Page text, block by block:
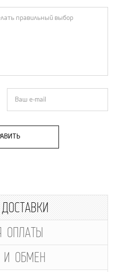
ОПЛАТЫ
И ОБМЕН